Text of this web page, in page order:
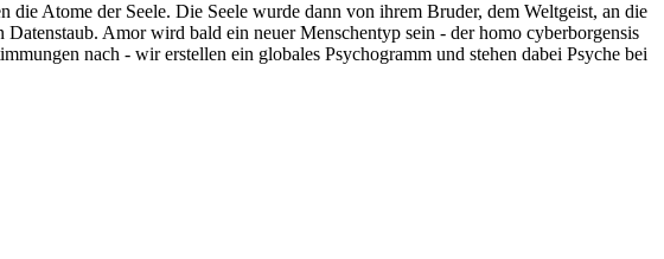
die Atome der Seele. Die Seele wurde dann von ihrem Bruder, dem Weltgeist, an die
Amor wird bald ein neuer Menschentyp sein - der homo cyberborgensis
nach - wir erstellen ein globales Psychogramm und stehen dabei Psyche bei